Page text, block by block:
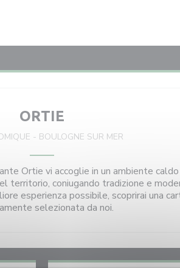
ORTIE
- BOULOGNE SUR MER
Ortie vi accoglie in un ambiente
territorio, coniugando tradizione e
esperienza possibile, scoprirai una
selezionata da noi.